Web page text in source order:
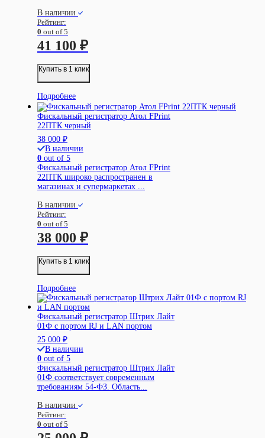
В наличии
Рейтинг:
0 out of 5
41 100 ₽
Купить в 1 клик
Подробнее
Фискальный регистратор Атол FPrint
22ПТК черный
38 000 ₽
В наличии
0 out of 5
Фискальный регистратор Атол FPrint
22ПТК широко распространен в
магазинах и супермаркетах ...
В наличии
Рейтинг:
0 out of 5
38 000 ₽
Купить в 1 клик
Подробнее
Фискальный регистратор Штрих Лайт
01Ф с портом RJ и LAN портом
25 000 ₽
В наличии
0 out of 5
Фискальный регистратор Штрих Лайт
01Ф соответствует современным
требованиям 54-ФЗ. Область...
В наличии
Рейтинг:
0 out of 5